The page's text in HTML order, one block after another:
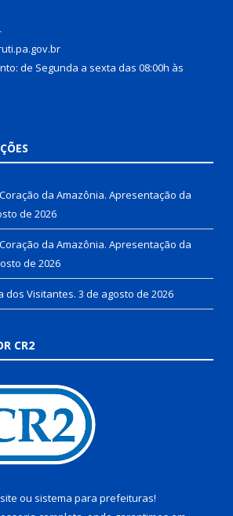
de Segunda a sexta das 08:00h às
Coração da Amazônia. Apresentação da
de 2026
Coração da Amazônia. Apresentação da
de 2026
dos Visitantes. 3 de agosto de 2026
CR2
ou sistema para prefeituras!